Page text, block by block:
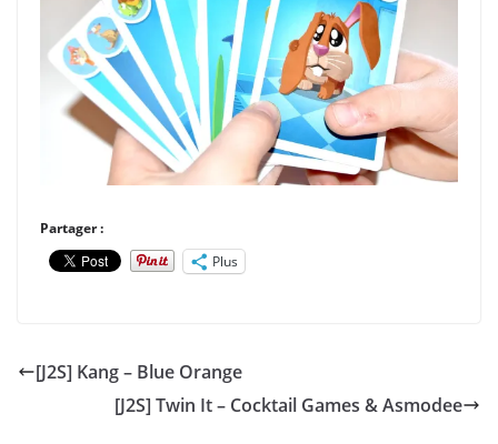
Partager :
Plus
[J2S] Kang – Blue Orange
[J2S] Twin It – Cocktail Games & Asmodee